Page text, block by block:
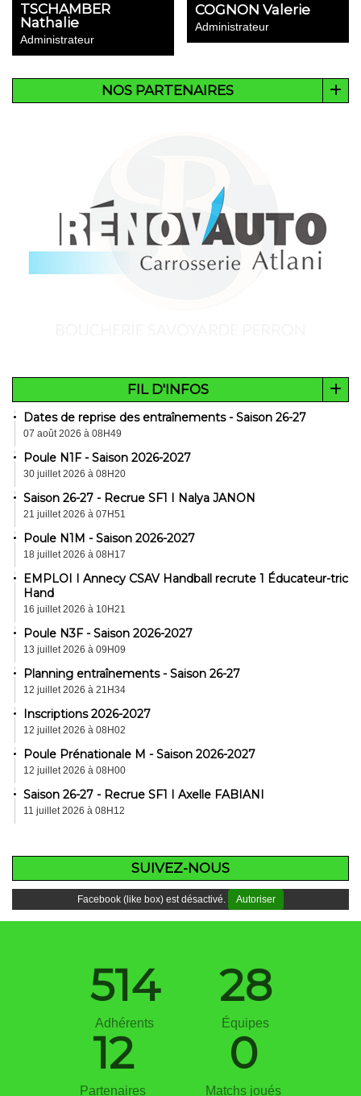
TSCHAMBER
Nathalie
Administrateur
COGNON Valerie
Administrateur
NOS PARTENAIRES
FIL D'INFOS
Dates de reprise des entraînements - Saison 26-27
07 août 2026 à 08H49
Poule N1F - Saison 2026-2027
30 juillet 2026 à 08H20
Saison 26-27 - Recrue SF1 I Nalya JANON
21 juillet 2026 à 07H51
Poule N1M - Saison 2026-2027
18 juillet 2026 à 08H17
EMPLOI I Annecy CSAV Handball recrute 1 Éducateur-trice
Hand
16 juillet 2026 à 10H21
Poule N3F - Saison 2026-2027
13 juillet 2026 à 09H09
Planning entraînements - Saison 26-27
12 juillet 2026 à 21H34
Inscriptions 2026-2027
12 juillet 2026 à 08H02
Poule Prénationale M - Saison 2026-2027
12 juillet 2026 à 08H00
Saison 26-27 - Recrue SF1 I Axelle FABIANI
11 juillet 2026 à 08H12
SUIVEZ-NOUS
Facebook (like box) est désactivé. Autoriser
514
Adhérents
28
Équipes
12
Partenaires
0
Matchs joués